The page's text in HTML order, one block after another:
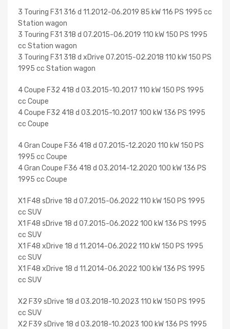
3 Touring F31 316 d 11.2012-06.2019 85 kW 116 PS 1995 cc
Station wagon
3 Touring F31 318 d 07.2015-06.2019 110 kW 150 PS 1995
cc Station wagon
3 Touring F31 318 d xDrive 07.2015-02.2018 110 kW 150 PS
1995 cc Station wagon
4 Coupe F32 418 d 03.2015-10.2017 110 kW 150 PS 1995
cc Coupe
4 Coupe F32 418 d 03.2015-10.2017 100 kW 136 PS 1995
cc Coupe
4 Gran Coupe F36 418 d 07.2015-12.2020 110 kW 150 PS
1995 cc Coupe
4 Gran Coupe F36 418 d 03.2014-12.2020 100 kW 136 PS
1995 cc Coupe
X1 F48 sDrive 18 d 07.2015-06.2022 110 kW 150 PS 1995
cc SUV
X1 F48 sDrive 18 d 07.2015-06.2022 100 kW 136 PS 1995
cc SUV
X1 F48 xDrive 18 d 11.2014-06.2022 110 kW 150 PS 1995
cc SUV
X1 F48 xDrive 18 d 11.2014-06.2022 100 kW 136 PS 1995
cc SUV
X2 F39 sDrive 18 d 03.2018-10.2023 110 kW 150 PS 1995
cc SUV
X2 F39 sDrive 18 d 03.2018-10.2023 100 kW 136 PS 1995